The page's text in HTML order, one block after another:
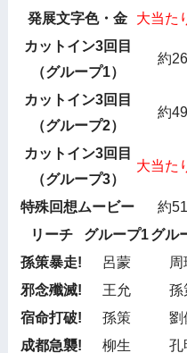
発展文字色・金
大当た
カットイン3回目
（グループ1）
約
カットイン3回目
（グループ2）
約
カットイン3回目
（グループ3）
大当た
特殊回想ムービー
約
リーチ
グループ1グル
孫策暴走!
呂蒙 周
邪念殲滅!
王允 孫
宿命打破!
孫策 劉
成都急襲!
柳生 孔